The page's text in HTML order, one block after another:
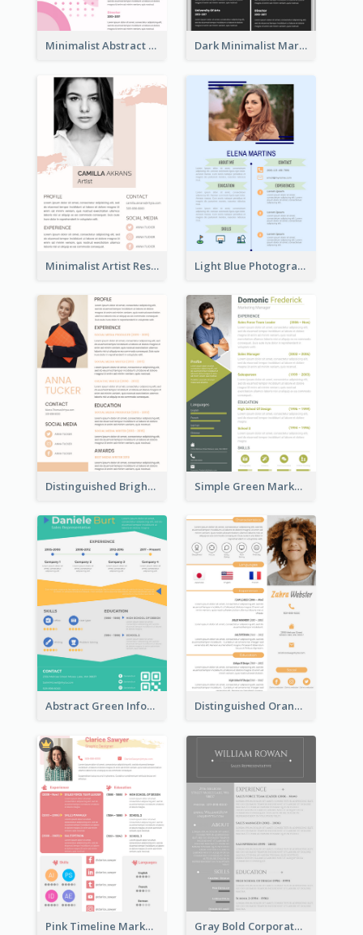
Minimalist Abstract Pink Resume Dark Minimalist Marketing Manager Resume
Minimalist Artist Resume Light Blue Photographer Resume
Distinguished Bright College Student Resume Simple Green Marketer Resume
Abstract Green Infographic Resume Distinguished Orange College Student Resume
Pink Timeline Marketing Designer Resume Gray Bold Corporate Resume